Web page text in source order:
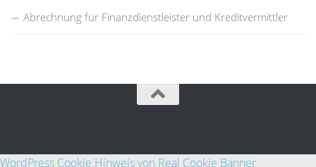
Abrechnung für Finanzdienstleister und Kreditvermittler
WordPress Cookie Hinweis von Real Cookie Banner